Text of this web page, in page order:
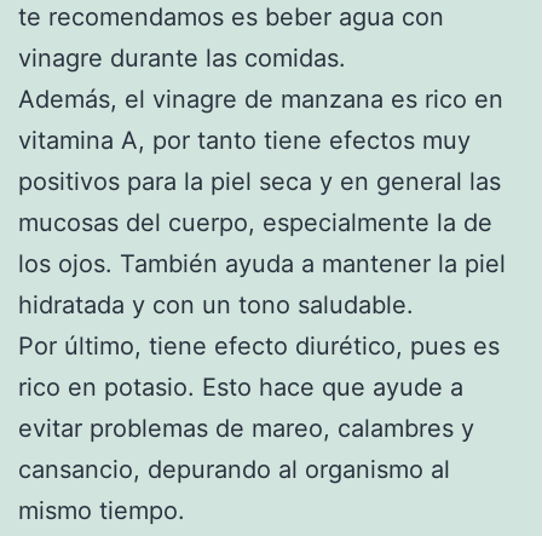
te recomendamos es beber agua con
vinagre durante las comidas.
Además, el vinagre de manzana es rico en
vitamina A, por tanto tiene efectos muy
positivos para la piel seca y en general las
mucosas del cuerpo, especialmente la de
los ojos. También ayuda a mantener la piel
hidratada y con un tono saludable.
Por último, tiene efecto diurético, pues es
rico en potasio. Esto hace que ayude a
evitar problemas de mareo, calambres y
cansancio, depurando al organismo al
mismo tiempo.